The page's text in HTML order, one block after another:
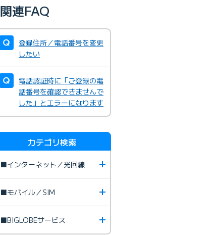
関連FAQ
登録住所／電話番号を変更
したい
電話認証時に「ご登録の電
話番号を確認できませんで
した」とエラーになります
カテゴリ検索
■インターネット／光回線
■モバイル／SIM
■BIGLOBEサービス